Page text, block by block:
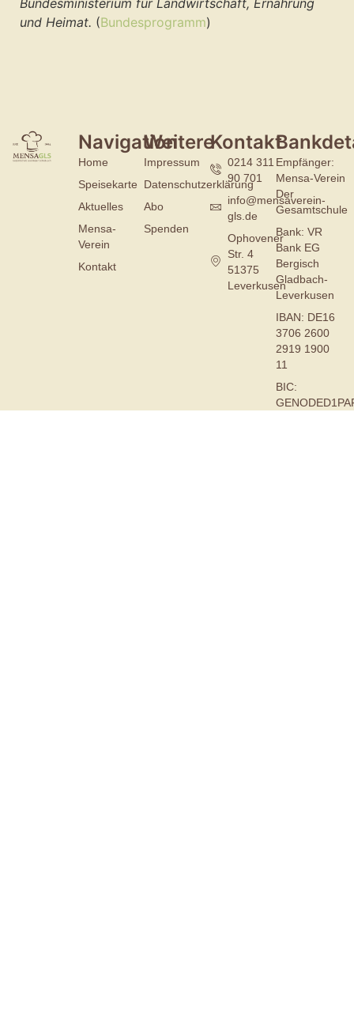
Bundesministerium für Landwirtschaft, Ernährung
und Heimat. (Bundesprogramm)
Navigation
Home
Speisekarte
Aktuelles
Mensa-
Verein
Kontakt
Weitere
Impressum
Datenschutzerklärung
Abo
Spenden
Kontakt
0214 311
90 701
info@mensaverein-
gls.de
Ophovener
Str. 4
51375
Leverkusen
Empfänger:
Mensa-Verein
Der
Gesamtschule
Bank: VR
Bank EG
Bergisch
Gladbach-
Leverkusen
IBAN: DE16
3706 2600
2919 1900
11
BIC: